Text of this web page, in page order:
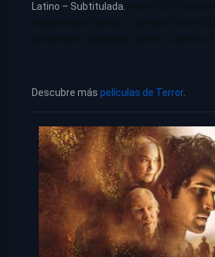
Latino – Subtitulada.
Descubre más películas de Terror.